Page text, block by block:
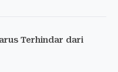
Terhindar dari